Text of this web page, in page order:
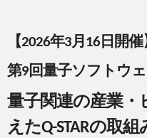
【2026年3月16日開催
第9回量子ソフトウ
量子関連の産業・
えたQ-STARの取